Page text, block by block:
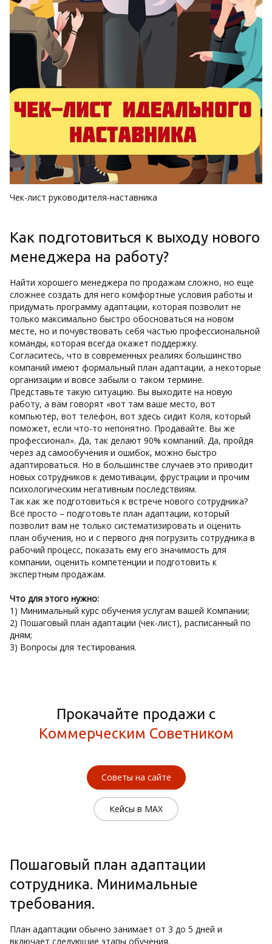
Чек-лист руководителя-наставника
Как подготовиться к выходу нового
менеджера на работу?
Найти хорошего менеджера по продажам сложно, но еще
сложнее создать для него комфортные условия работы и
придумать программу адаптации, которая позволит не
только максимально быстро обосноваться на новом
месте, но и почувствовать себя частью профессиональной
команды, которая всегда окажет поддержку.
Согласитесь, что в современных реалиях большинство
компаний имеют формальный план адаптации, а некоторые
организации и вовсе забыли о таком термине.
Представьте такую ситуацию. Вы выходите на новую
работу, а вам говорят «вот там ваше место, вот
компьютер, вот телефон, вот здесь сидит Коля, который
поможет, если что-то непонятно. Продавайте. Вы же
профессионал». Да, так делают 90% компаний. Да, пройдя
через ад самообучения и ошибок, можно быстро
адаптироваться. Но в большинстве случаев это приводит
новых сотрудников к демотивации, фрустрации и прочим
психологическим негативным последствиям.
Так как же подготовиться к встрече нового сотрудника?
Всё просто – подготовьте план адаптации, который
позволит вам не только систематизировать и оценить
план обучения, но и с первого дня погрузить сотрудника в
рабочий процесс, показать ему его значимость для
компании, оценить компетенции и подготовить к
экспертным продажам.
Что для этого нужно:
1) Минимальный курс обучения услугам вашей Компании;
2) Пошаговый план адаптации (чек-лист), расписанный по
дням;
3) Вопросы для тестирования.
Прокачайте продажи с
Коммерческим Советником
Советы на сайте
Кейсы в MAX
Пошаговый план адаптации
сотрудника. Минимальные
требования.
План адаптации обычно занимает от 3 до 5 дней и
включает следующие этапы обучения.